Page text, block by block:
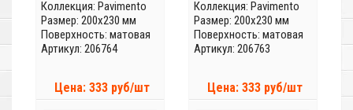
Коллекция: Pavimento
Размер: 200x230 мм
Поверхность: матовая
Артикул: 206764
Цена: 333 руб/шт
Коллекция: Pavimento
Размер: 200x230 мм
Поверхность: матовая
Артикул: 206763
Цена: 333 руб/шт